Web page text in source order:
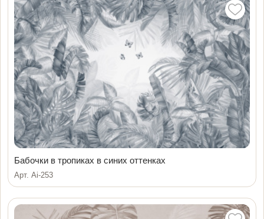
Бабочки в тропиках в синих оттенках
Арт. Ai-253